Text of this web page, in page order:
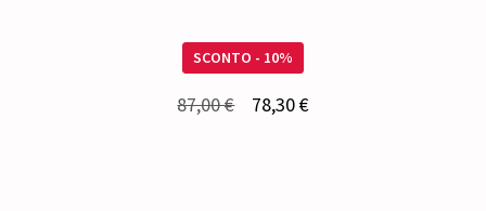
SCONTO - 10%
87,00€ 78,30€Il